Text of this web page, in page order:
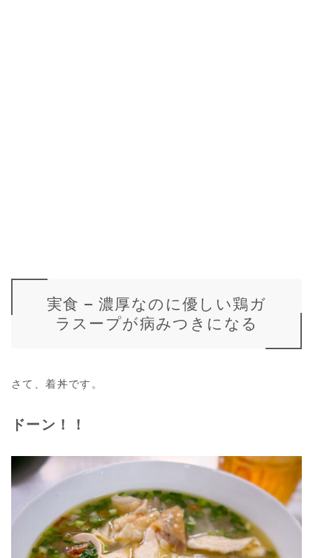
実食 – 濃厚なのに優しい鶏ガ
ラスープが病みつきになる
さて、着丼です。
ドーン！！